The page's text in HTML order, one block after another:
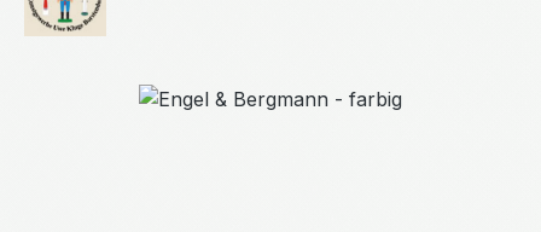
Bildergalerie überspringen